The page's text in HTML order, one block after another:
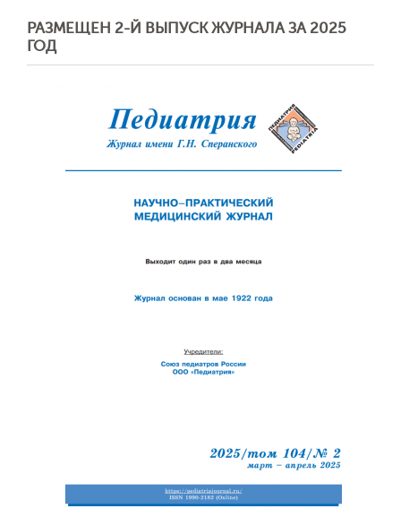
РАЗМЕЩЕН 2-Й ВЫПУСК ЖУРНАЛА ЗА 2025
ГОД